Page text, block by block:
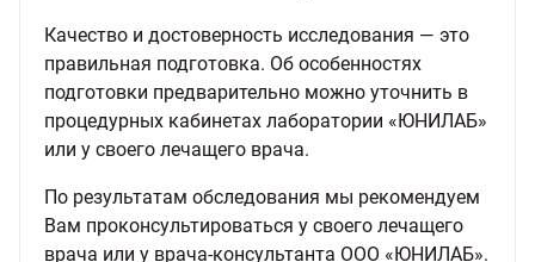
Качество и достоверность исследования — это
правильная подготовка. Об особенностях
подготовки предварительно можно уточнить в
процедурных кабинетах лаборатории «ЮНИЛАБ»
или у своего лечащего врача.
По результатам обследования мы рекомендуем
Вам проконсультироваться у своего лечащего
врача или у врача-консультанта ООО «ЮНИЛАБ».